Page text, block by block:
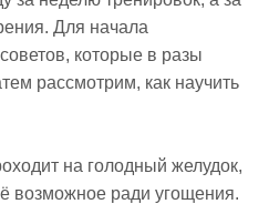
Для начала
которые в разы
рассмотрим, как научить
на голодный желудок,
возможное ради угощения.